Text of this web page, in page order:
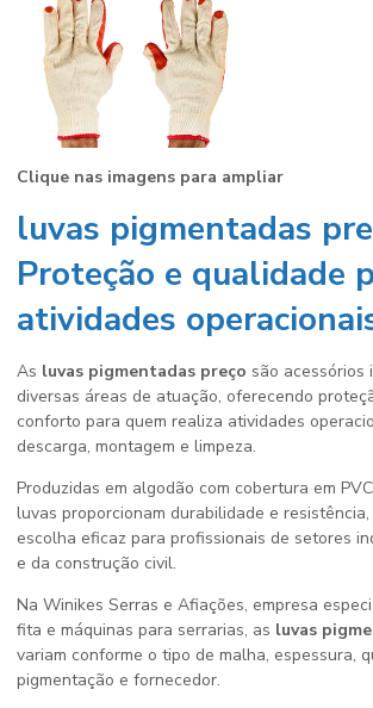
Clique nas imagens para ampliar
luvas pigmentadas
Proteção e qualidade
atividades
As luvas pigmentadas preço são acessórios
diversas áreas de atuação, oferecendo
conforto para quem realiza atividades
descarga, montagem e limpeza.
Produzidas em algodão com cobertura em
luvas proporcionam durabilidade e
escolha eficaz para profissionais de setores
e da construção civil.
Na Winikes Serras e Afiações, empresa
fita e máquinas para serrarias, as luvas
variam conforme o tipo de malha, espessura,
pigmentação e fornecedor.